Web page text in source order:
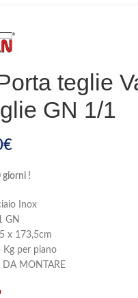
teglie
GN 1/1
€
giorni !
Inox
GN
x 173,5cm
Kg per piano
DA MONTARE